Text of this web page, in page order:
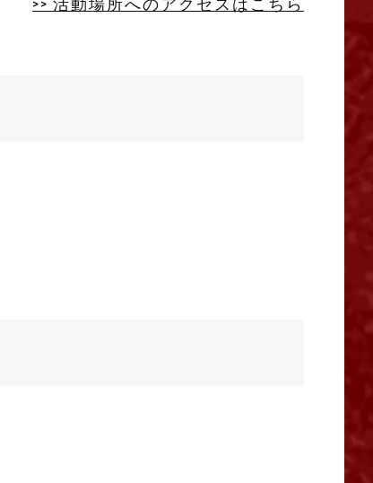
>> 活動場所へのアクセスはこちら